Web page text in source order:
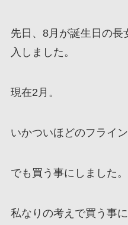
先日、8月が誕生日の
入しました。
現在2月。
いかついほどのフライン
でも買う事にしました。
私なりの考えで買う事